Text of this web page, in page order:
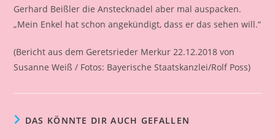
Gerhard Beißler die Anstecknadel aber mal auspacken.
„Mein Enkel hat schon angekündigt, dass er das sehen will.“
(Bericht aus dem Geretsrieder Merkur 22.12.2018 von
Susanne Weiß / Fotos: Bayerische Staatskanzlei/Rolf Poss)
DAS KÖNNTE DIR AUCH GEFALLEN